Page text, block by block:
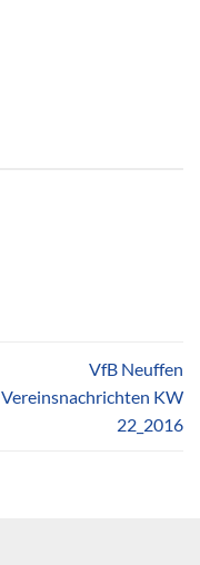
VfB Neuffen
Vereinsnachrichten KW
22_2016